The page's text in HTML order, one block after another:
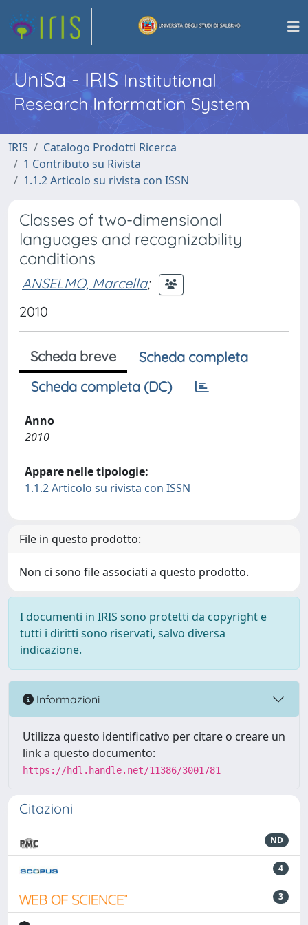
UniSa - IRISInstitutional
Research Information System
IRIS
Catalogo Prodotti Ricerca
1 Contributo su Rivista
1.1.2 Articolo su rivista con ISSN
Classes of two-dimensional
languages and recognizability
conditions
ANSELMO, Marcella;
2010
Scheda breve
Scheda completa
Scheda completa (DC)
Anno
2010
Appare nelle tipologie:
1.1.2 Articolo su rivista con ISSN
File in questo prodotto:
Non ci sono file associati a questo prodotto.
I documenti in IRIS sono protetti da copyright e
tutti i diritti sono riservati, salvo diversa
indicazione.
Informazioni
Utilizza questo identificativo per citare o creare un
link a questo documento:
https://hdl.handle.net/11386/3001781
Citazioni
ND
4
3